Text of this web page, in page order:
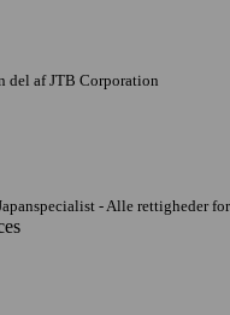
del af JTB Corporation
- Alle rettigheder